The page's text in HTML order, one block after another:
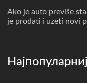
Ako je auto previše
je prodati i uzeti novi